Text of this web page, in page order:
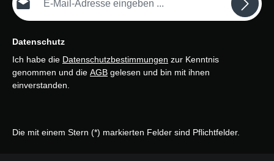
Datenschutz
Ich habe die Datenschutzbestimmungen zur Kenntnis
genommen und die AGB gelesen und bin mit ihnen
einverstanden.
Die mit einem Stern (*) markierten Felder sind Pflichtfelder.